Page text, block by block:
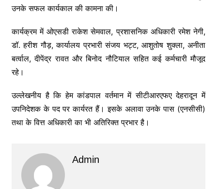
उनके सफल कार्यकाल की कामना की।
कार्यक्रम में ओएसडी राकेश सेमवाल, प्रशासनिक अधिकारी रमेश नेगी,
डॉ. हरीश गौड़, कार्यालय प्रभारी संजय भट्ट, आशुतोष शुक्ला, अनीता
बर्त्वाल, दीपेंद्र रावत और बिनोद नौटियाल सहित कई कर्मचारी मौजूद
रहे।
उल्लेखनीय है कि हेम कांडपाल वर्तमान में सीटीआरएफए देहरादून में
उपनिदेशक के पद पर कार्यरत हैं। इसके अलावा उनके पास (एनसीसी)
तथा के वित्त अधिकारी का भी अतिरिक्त प्रभार है।
Admin